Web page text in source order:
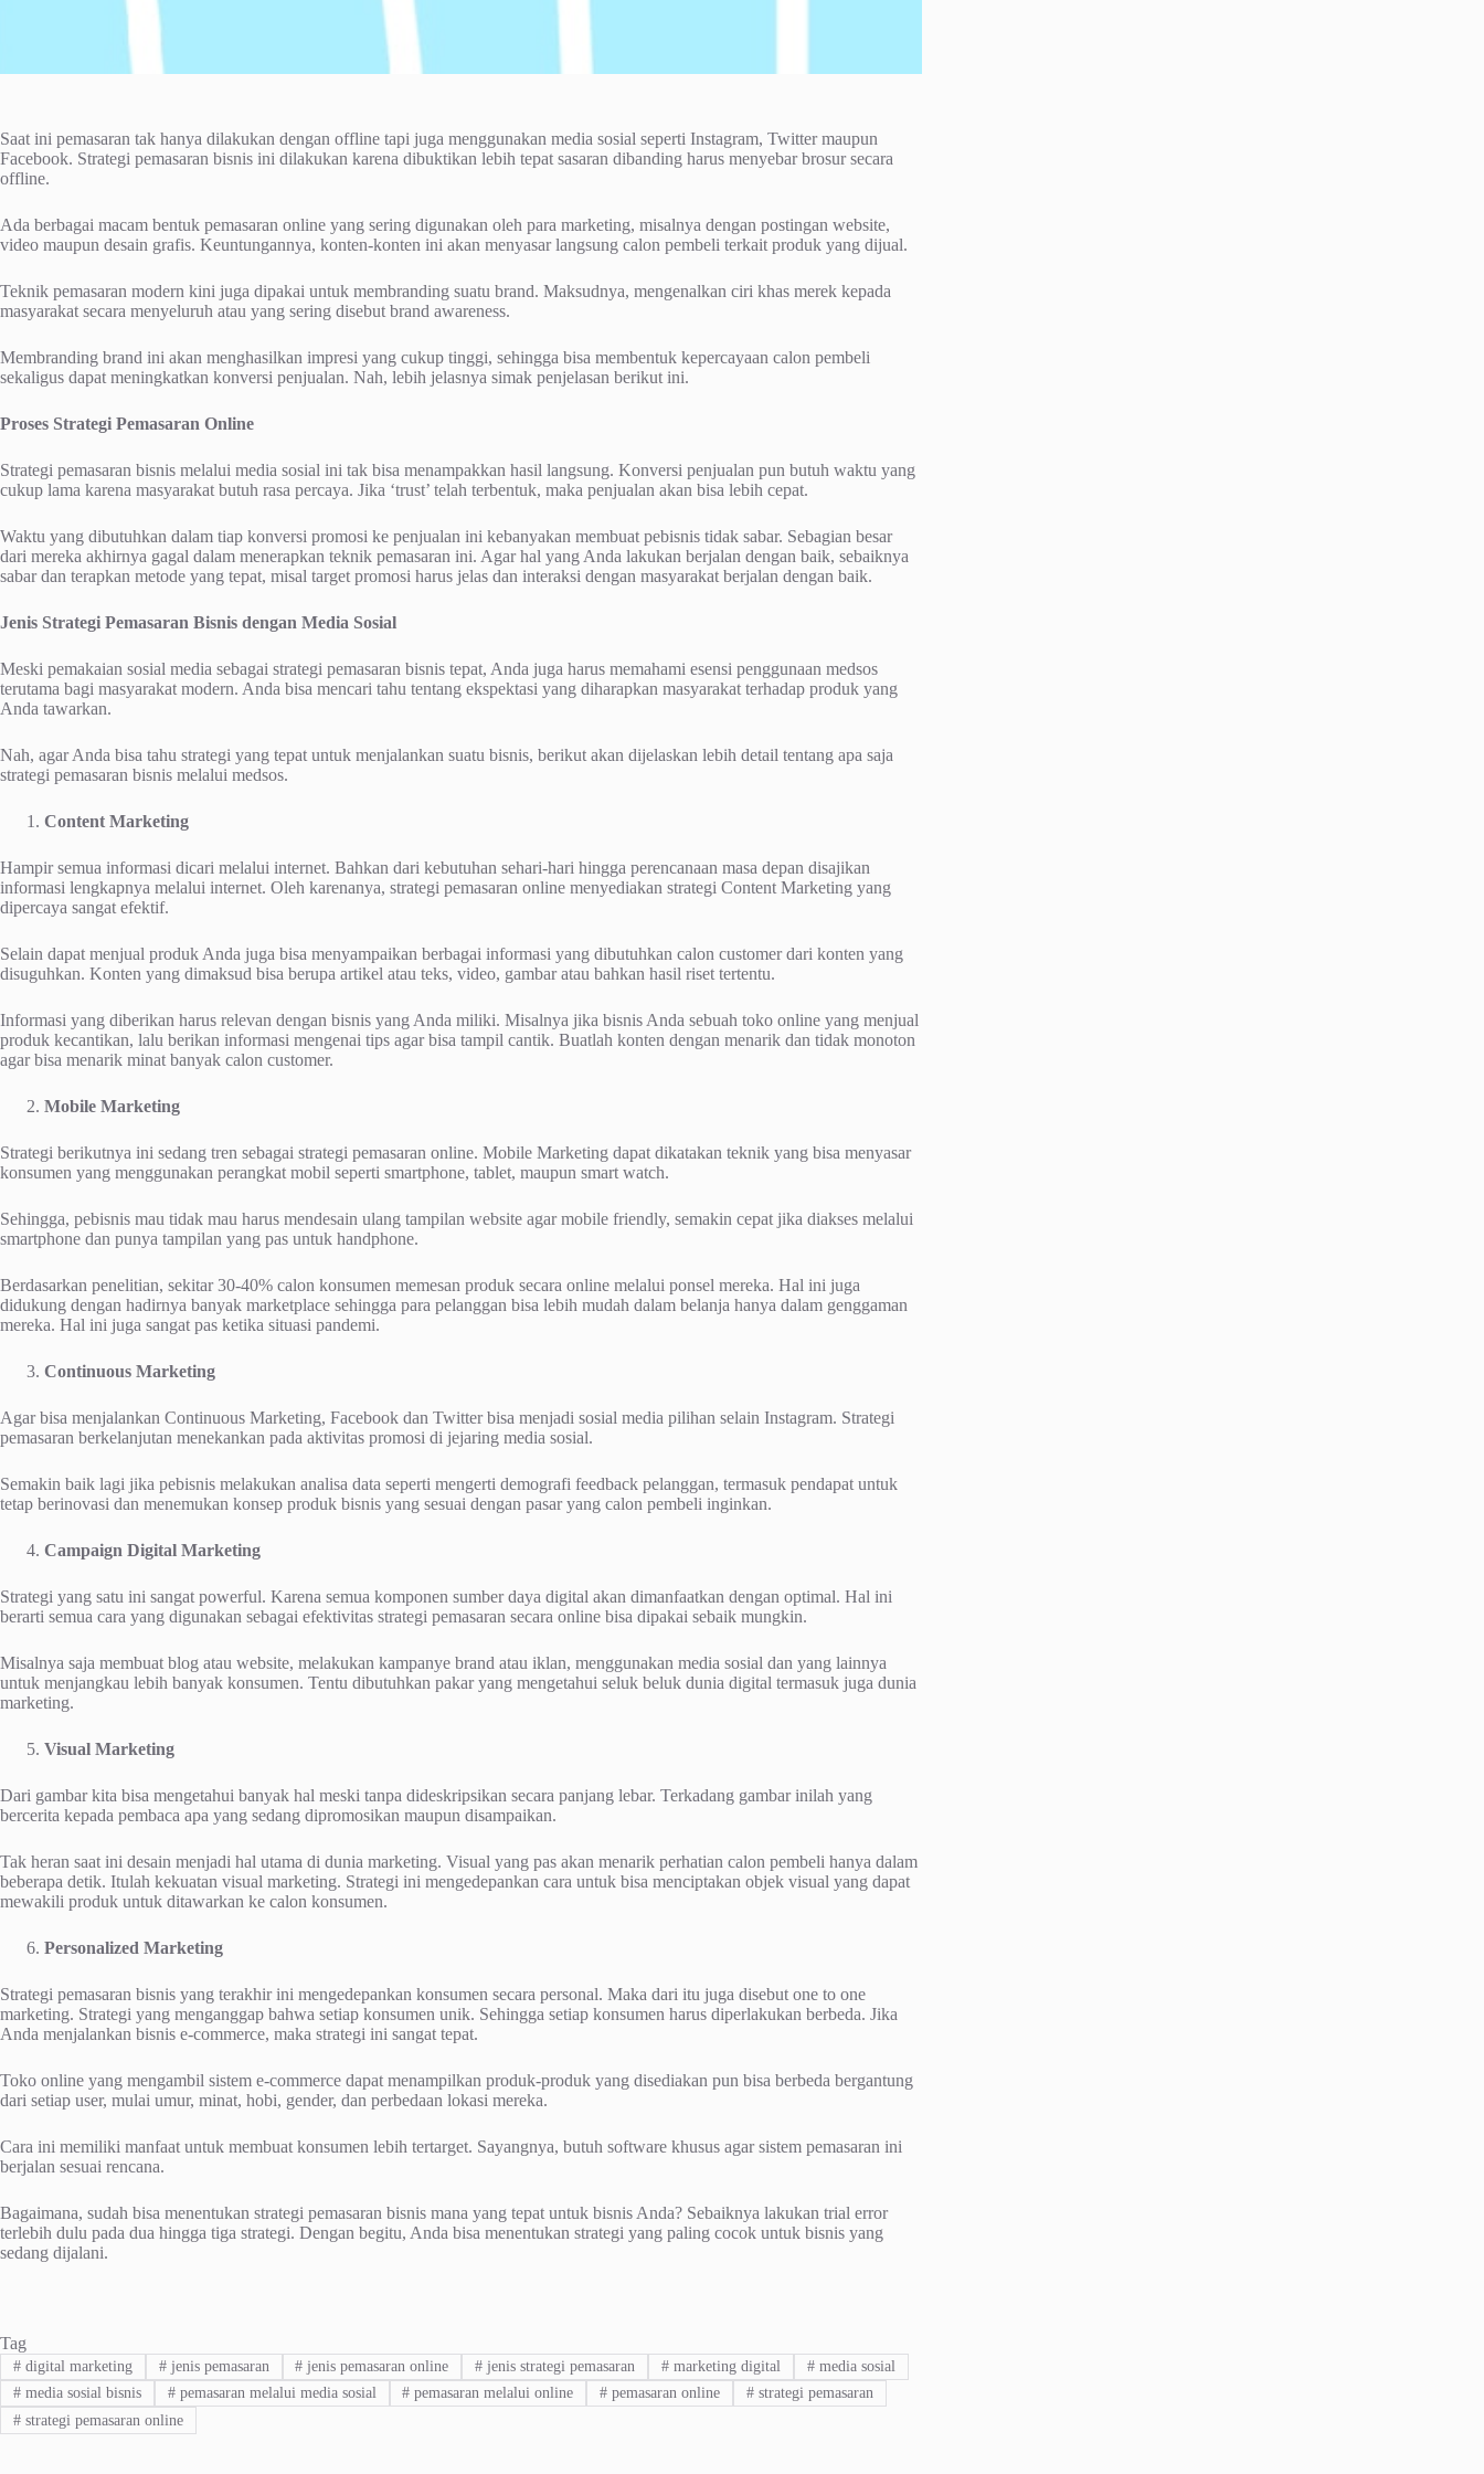
Saat ini pemasaran tak hanya dilakukan dengan offline tapi juga menggunakan media sosial seperti Instagram, Twitter maupun
Facebook. Strategi pemasaran bisnis ini dilakukan karena dibuktikan lebih tepat sasaran dibanding harus menyebar brosur secara
offline.
Ada berbagai macam bentuk pemasaran online yang sering digunakan oleh para marketing, misalnya dengan postingan website,
video maupun desain grafis. Keuntungannya, konten-konten ini akan menyasar langsung calon pembeli terkait produk yang dijual.
Teknik pemasaran modern kini juga dipakai untuk membranding suatu brand. Maksudnya, mengenalkan ciri khas merek kepada
masyarakat secara menyeluruh atau yang sering disebut brand awareness.
Membranding brand ini akan menghasilkan impresi yang cukup tinggi, sehingga bisa membentuk kepercayaan calon pembeli
sekaligus dapat meningkatkan konversi penjualan. Nah, lebih jelasnya simak penjelasan berikut ini.
Proses Strategi Pemasaran Online
Strategi pemasaran bisnis melalui media sosial ini tak bisa menampakkan hasil langsung. Konversi penjualan pun butuh waktu yang
cukup lama karena masyarakat butuh rasa percaya. Jika ‘trust’ telah terbentuk, maka penjualan akan bisa lebih cepat.
Waktu yang dibutuhkan dalam tiap konversi promosi ke penjualan ini kebanyakan membuat pebisnis tidak sabar. Sebagian besar
dari mereka akhirnya gagal dalam menerapkan teknik pemasaran ini. Agar hal yang Anda lakukan berjalan dengan baik, sebaiknya
sabar dan terapkan metode yang tepat, misal target promosi harus jelas dan interaksi dengan masyarakat berjalan dengan baik.
Jenis Strategi Pemasaran Bisnis dengan Media Sosial
Meski pemakaian sosial media sebagai strategi pemasaran bisnis tepat, Anda juga harus memahami esensi penggunaan medsos
terutama bagi masyarakat modern. Anda bisa mencari tahu tentang ekspektasi yang diharapkan masyarakat terhadap produk yang
Anda tawarkan.
Nah, agar Anda bisa tahu strategi yang tepat untuk menjalankan suatu bisnis, berikut akan dijelaskan lebih detail tentang apa saja
strategi pemasaran bisnis melalui medsos.
Content Marketing
Hampir semua informasi dicari melalui internet. Bahkan dari kebutuhan sehari-hari hingga perencanaan masa depan disajikan
informasi lengkapnya melalui internet. Oleh karenanya, strategi pemasaran online menyediakan strategi Content Marketing yang
dipercaya sangat efektif.
Selain dapat menjual produk Anda juga bisa menyampaikan berbagai informasi yang dibutuhkan calon customer dari konten yang
disuguhkan. Konten yang dimaksud bisa berupa artikel atau teks, video, gambar atau bahkan hasil riset tertentu.
Informasi yang diberikan harus relevan dengan bisnis yang Anda miliki. Misalnya jika bisnis Anda sebuah toko online yang menjual
produk kecantikan, lalu berikan informasi mengenai tips agar bisa tampil cantik. Buatlah konten dengan menarik dan tidak monoton
agar bisa menarik minat banyak calon customer.
Mobile Marketing
Strategi berikutnya ini sedang tren sebagai strategi pemasaran online. Mobile Marketing dapat dikatakan teknik yang bisa menyasar
konsumen yang menggunakan perangkat mobil seperti smartphone, tablet, maupun smart watch.
Sehingga, pebisnis mau tidak mau harus mendesain ulang tampilan website agar mobile friendly, semakin cepat jika diakses melalui
smartphone dan punya tampilan yang pas untuk handphone.
Berdasarkan penelitian, sekitar 30-40% calon konsumen memesan produk secara online melalui ponsel mereka. Hal ini juga
didukung dengan hadirnya banyak marketplace sehingga para pelanggan bisa lebih mudah dalam belanja hanya dalam genggaman
mereka. Hal ini juga sangat pas ketika situasi pandemi.
Continuous Marketing
Agar bisa menjalankan Continuous Marketing, Facebook dan Twitter bisa menjadi sosial media pilihan selain Instagram. Strategi
pemasaran berkelanjutan menekankan pada aktivitas promosi di jejaring media sosial.
Semakin baik lagi jika pebisnis melakukan analisa data seperti mengerti demografi feedback pelanggan, termasuk pendapat untuk
tetap berinovasi dan menemukan konsep produk bisnis yang sesuai dengan pasar yang calon pembeli inginkan.
Campaign Digital Marketing
Strategi yang satu ini sangat powerful. Karena semua komponen sumber daya digital akan dimanfaatkan dengan optimal. Hal ini
berarti semua cara yang digunakan sebagai efektivitas strategi pemasaran secara online bisa dipakai sebaik mungkin.
Misalnya saja membuat blog atau website, melakukan kampanye brand atau iklan, menggunakan media sosial dan yang lainnya
untuk menjangkau lebih banyak konsumen. Tentu dibutuhkan pakar yang mengetahui seluk beluk dunia digital termasuk juga dunia
marketing.
Visual Marketing
Dari gambar kita bisa mengetahui banyak hal meski tanpa dideskripsikan secara panjang lebar. Terkadang gambar inilah yang
bercerita kepada pembaca apa yang sedang dipromosikan maupun disampaikan.
Tak heran saat ini desain menjadi hal utama di dunia marketing. Visual yang pas akan menarik perhatian calon pembeli hanya dalam
beberapa detik. Itulah kekuatan visual marketing. Strategi ini mengedepankan cara untuk bisa menciptakan objek visual yang dapat
mewakili produk untuk ditawarkan ke calon konsumen.
Personalized Marketing
Strategi pemasaran bisnis yang terakhir ini mengedepankan konsumen secara personal. Maka dari itu juga disebut one to one
marketing. Strategi yang menganggap bahwa setiap konsumen unik. Sehingga setiap konsumen harus diperlakukan berbeda. Jika
Anda menjalankan bisnis e-commerce, maka strategi ini sangat tepat.
Toko online yang mengambil sistem e-commerce dapat menampilkan produk-produk yang disediakan pun bisa berbeda bergantung
dari setiap user, mulai umur, minat, hobi, gender, dan perbedaan lokasi mereka.
Cara ini memiliki manfaat untuk membuat konsumen lebih tertarget. Sayangnya, butuh software khusus agar sistem pemasaran ini
berjalan sesuai rencana.
Bagaimana, sudah bisa menentukan strategi pemasaran bisnis mana yang tepat untuk bisnis Anda? Sebaiknya lakukan trial error
terlebih dulu pada dua hingga tiga strategi. Dengan begitu, Anda bisa menentukan strategi yang paling cocok untuk bisnis yang
sedang dijalani.
Tag
#digital marketing #jenis pemasaran # jenis pemasaran online # jenis strategi pemasaran # marketing digital #media sosial
#media sosial bisnis #pemasaran melalui media sosial # pemasaran melalui online # pemasaran online # strategi pemasaran
#strategi pemasaran online